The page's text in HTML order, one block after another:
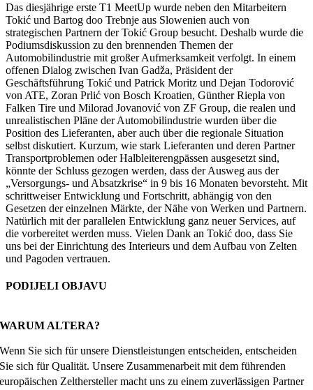
Das diesjährige erste T1 MeetUp wurde neben den Mitarbeitern
Tokić und Bartog doo Trebnje aus Slowenien auch von
strategischen Partnern der Tokić Group besucht. Deshalb wurde die
Podiumsdiskussion zu den brennenden Themen der
Automobilindustrie mit großer Aufmerksamkeit verfolgt. In einem
offenen Dialog zwischen Ivan Gadža, Präsident der
Geschäftsführung Tokić und Patrick Moritz und Dejan Todorović
von ATE, Zoran Prlić von Bosch Kroatien, Günther Riepla von
Falken Tire und Milorad Jovanović von ZF Group, die realen und
unrealistischen Pläne der Automobilindustrie wurden über die
Position des Lieferanten, aber auch über die regionale Situation
selbst diskutiert. Kurzum, wie stark Lieferanten und deren Partner
Transportproblemen oder Halbleiterengpässen ausgesetzt sind,
könnte der Schluss gezogen werden, dass der Ausweg aus der
„Versorgungs- und Absatzkrise“ in 9 bis 16 Monaten bevorsteht. Mit
schrittweiser Entwicklung und Fortschritt, abhängig von den
Gesetzen der einzelnen Märkte, der Nähe von Werken und Partnern.
Natürlich mit der parallelen Entwicklung ganz neuer Services, auf
die vorbereitet werden muss. Vielen Dank an Tokić doo, dass Sie
uns bei der Einrichtung des Interieurs und dem Aufbau von Zelten
und Pagoden vertrauen.
PODIJELI OBJAVU
WARUM ALTERA?
Wenn Sie sich für unsere Dienstleistungen entscheiden, entscheiden
Sie sich für Qualität. Unsere Zusammenarbeit mit dem führenden
europäischen Zelthersteller macht uns zu einem zuverlässigen Partner